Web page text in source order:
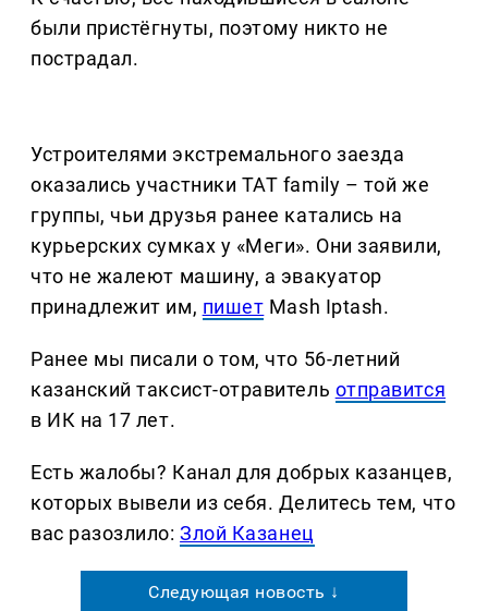
были пристёгнуты, поэтому никто не
пострадал.
Устроителями экстремального заезда
оказались участники TAT family – той же
группы, чьи друзья ранее катались на
курьерских сумках у «Меги». Они заявили,
что не жалеют машину, а эвакуатор
принадлежит им, пишет Mash Iptash.
Ранее мы писали о том, что 56-летний
казанский таксист-отравитель отправится
в ИК на 17 лет.
Есть жалобы? Канал для добрых казанцев,
которых вывели из себя. Делитеcь тем, что
вас разозлило:Злой Казанец
Следующая новость ↓